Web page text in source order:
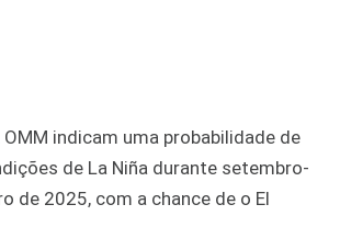
indicam uma probabilidade de
de La Niña durante setembro-
de 2025, com a chance de o El